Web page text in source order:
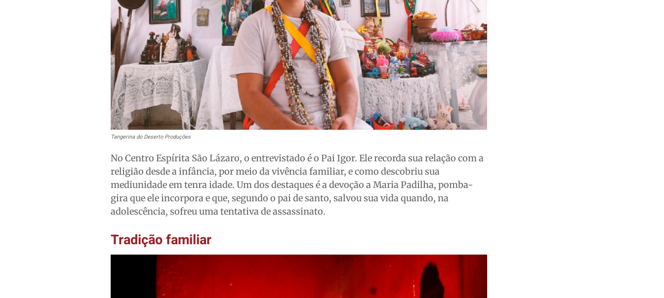
Tangerina do Deserto Produções
No Centro Espírita São Lázaro, o entrevistado é o Pai Igor. Ele recorda sua relação com a
religião desde a infância, por meio da vivência familiar, e como descobriu sua
mediunidade em tenra idade. Um dos destaques é a devoção a Maria Padilha, pomba-
gira que ele incorpora e que, segundo o pai de santo, salvou sua vida quando, na
adolescência, sofreu uma tentativa de assassinato.
Tradição familiar